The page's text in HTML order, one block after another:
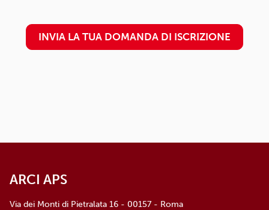
o limitazione degli stessi, opposizione al
trattamento) presso il proprio
INVIA LA TUA DOMANDA DI ISCRIZIONE
ARCI APS
Via dei Monti di Pietralata 16 - 00157 - Roma